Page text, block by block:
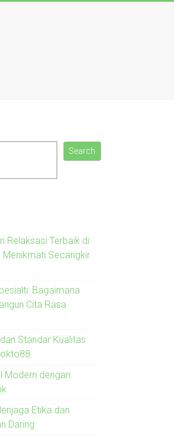
Search
Relaksasi Terbaik di
Secangkir
Bagaimana
Cita Rasa
Standar Kualitas
Modern dengan
Etika dan
Daring